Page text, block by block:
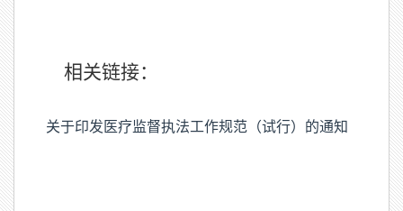
相关链接：
关于印发医疗监督执法工作规范（试行）的通知